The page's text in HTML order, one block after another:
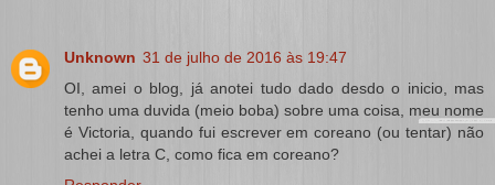
Unknown 31 de julho de 2016 às 19:47
OI, amei o blog, já anotei tudo dado desdo o inicio, mas
tenho uma duvida (meio boba) sobre uma coisa, meu nome
é Victoria, quando fui escrever em coreano (ou tentar) não
achei a letra C, como fica em coreano?